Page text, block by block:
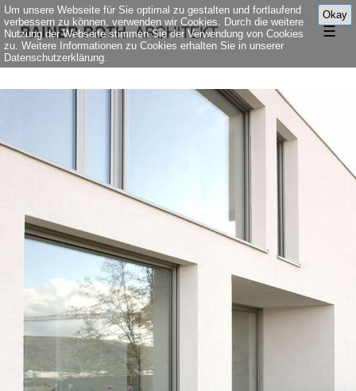
☰
Okay
Um unsere Webseite für Sie optimal zu gestalten und fortlaufend
verbessern zu können, verwenden wir Cookies. Durch die weitere
Nutzung der Webseite stimmen Sie der Verwendung von Cookies
zu. Weitere Informationen zu Cookies erhalten Sie in unserer
Datenschutzerklärung.